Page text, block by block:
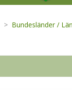
> Bundesländer /